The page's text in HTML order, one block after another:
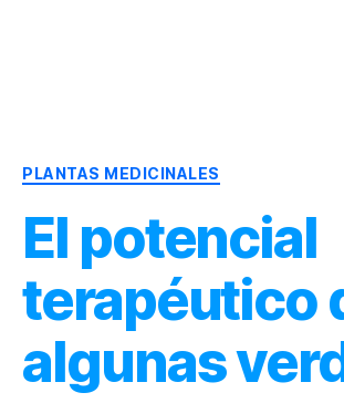
Terapia
Nutricional
y
Nutrición
PLANTAS MEDICINALES
El potencial
terapéutico
algunas